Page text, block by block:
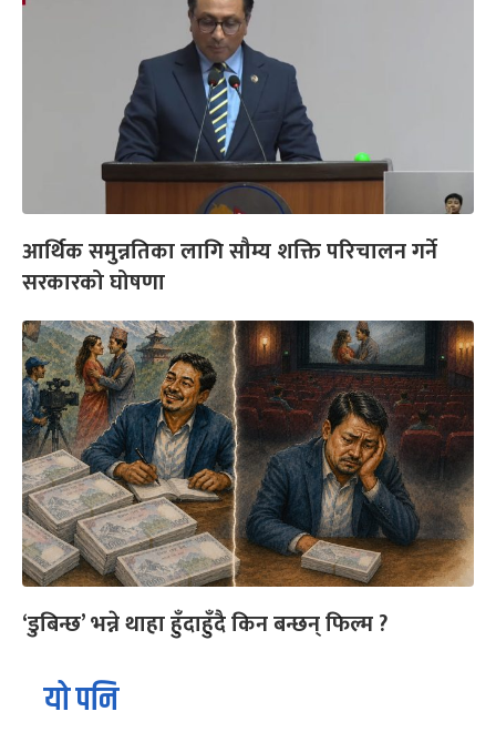
आर्थिक समुन्नतिका लागि सौम्य शक्ति परिचालन गर्ने
सरकारको घोषणा
‘डुबिन्छ’ भन्ने थाहा हुँदाहुँदै किन बन्छन् फिल्म ?
यो पनि